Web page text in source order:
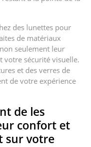
des lunettes pour
de matériaux
seulement leur
votre sécurité visuelle.
et des verres de
de votre expérience
de les
confort et
sur votre